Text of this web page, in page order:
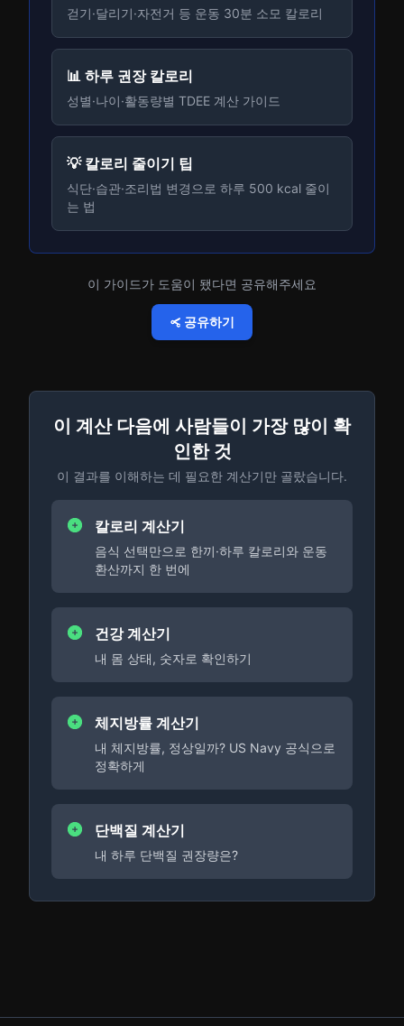
걷기·달리기·자전거 등 운동 30분 소모 칼로리
📊 하루 권장 칼로리
성별·나이·활동량별 TDEE 계산 가이드
💡 칼로리 줄이기 팁
식단·습관·조리법 변경으로 하루 500 kcal 줄이
는 법
이 가이드가 도움이 됐다면 공유해주세요
공유하기
이 계산 다음에 사람들이 가장 많이 확
인한 것
이 결과를 이해하는 데 필요한 계산기만 골랐습니다.
칼로리 계산기
음식 선택만으로 한끼·하루 칼로리와 운동
환산까지 한 번에
건강 계산기
내 몸 상태, 숫자로 확인하기
체지방률 계산기
내 체지방률, 정상일까? US Navy 공식으로
정확하게
단백질 계산기
내 하루 단백질 권장량은?